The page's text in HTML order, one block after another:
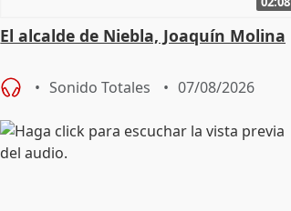
El alcalde de Niebla, Joaquín Molina
Sonido Totales 07/08/2026